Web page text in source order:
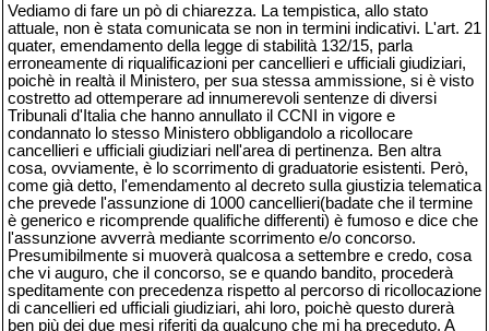
Vediamo di fare un pò di chiarezza. La tempistica, allo stato
attuale, non è stata comunicata se non in termini indicativi. L'art. 21
quater, emendamento della legge di stabilità 132/15, parla
erroneamente di riqualificazioni per cancellieri e ufficiali giudiziari,
poichè in realtà il Ministero, per sua stessa ammissione, si è visto
costretto ad ottemperare ad innumerevoli sentenze di diversi
Tribunali d'Italia che hanno annullato il CCNI in vigore e
condannato lo stesso Ministero obbligandolo a ricollocare
cancellieri e ufficiali giudiziari nell'area di pertinenza. Ben altra
cosa, ovviamente, è lo scorrimento di graduatorie esistenti. Però,
come già detto, l'emendamento al decreto sulla giustizia telematica
che prevede l'assunzione di 1000 cancellieri(badate che il termine
è generico e ricomprende qualifiche differenti) è fumoso e dice che
l'assunzione avverrà mediante scorrimento e/o concorso.
Presumibilmente si muoverà qualcosa a settembre e credo, cosa
che vi auguro, che il concorso, se e quando bandito, procederà
speditamente con precedenza rispetto al percorso di ricollocazione
di cancellieri ed ufficiali giudiziari, ahi loro, poichè questo durerà
ben più dei due mesi riferiti da qualcuno che mi ha preceduto. A